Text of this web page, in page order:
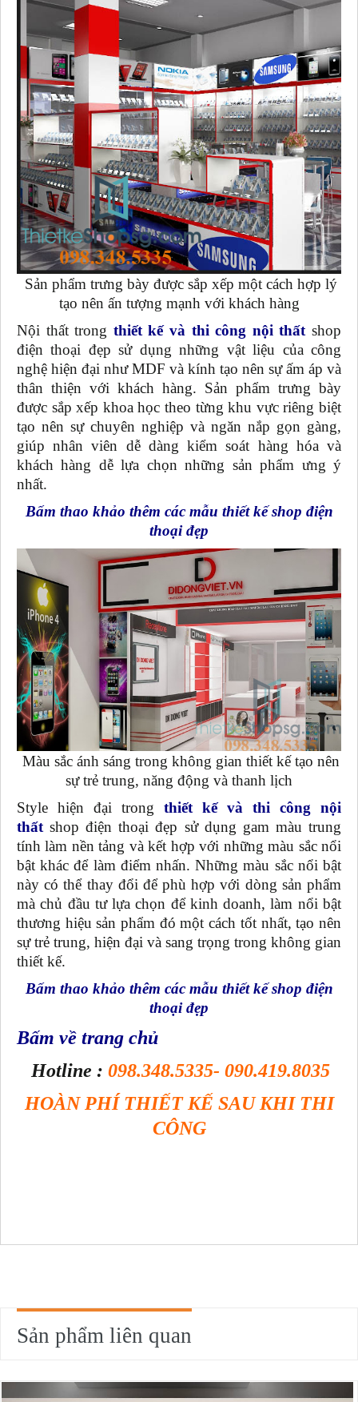
Sản phẩm trưng bày được sắp xếp một cách hợp lý
tạo nên ấn tượng mạnh với khách hàng
Nội thất trong thiết kế và thi công nội thất shop
điện thoại đẹp sử dụng những vật liệu của công
nghệ hiện đại như MDF và kính tạo nên sự ấm áp và
thân thiện với khách hàng. Sản phẩm trưng bày
được sắp xếp khoa học theo từng khu vực riêng biệt
tạo nên sự chuyên nghiệp và ngăn nắp gọn gàng,
giúp nhân viên dễ dàng kiểm soát hàng hóa và
khách hàng dễ lựa chọn những sản phẩm ưng ý
nhất.
Bấm thao khảo thêm các mẫu thiết kế shop điện
thoại đẹp
Màu sắc ánh sáng trong không gian thiết kế tạo nên
sự trẻ trung, năng động và thanh lịch
Style hiện đại trong thiết kế và thi công nội
thất shop điện thoại đẹp sử dụng gam màu trung
tính làm nền tảng và kết hợp với những màu sắc nổi
bật khác để làm điểm nhấn. Những màu sắc nổi bật
này có thể thay đổi để phù hợp với dòng sản phẩm
mà chủ đầu tư lựa chọn để kinh doanh, làm nổi bật
thương hiệu sản phẩm đó một cách tốt nhất, tạo nên
sự trẻ trung, hiện đại và sang trọng trong không gian
thiết kế.
Bấm thao khảo thêm các mẫu thiết kế shop điện
thoại đẹp
Bấm về trang chủ
Hotline : 098.348.5335- 090.419.8035
HOÀN PHÍ THIẾT KẾ SAU KHI THI
CÔNG
Sản phẩm liên quan